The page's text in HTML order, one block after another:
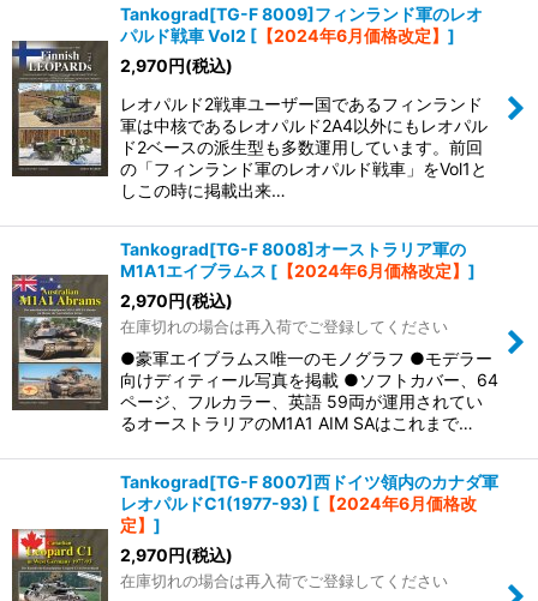
Tankograd[TG-F 8009]フィンランド軍のレオ
パルド戦車 Vol2 [ 【2024年6月価格改定】 ]
2,970円(税込)
レオパルド2戦車ユーザー国であるフィンランド
軍は中核であるレオパルド2A4以外にもレオパル
ド2ベースの派生型も多数運用しています。前回
の「フィンランド軍のレオパルド戦車」をVol1と
しこの時に掲載出来…
Tankograd[TG-F 8008]オーストラリア軍の
M1A1エイブラムス [ 【2024年6月価格改定】 ]
2,970円(税込)
在庫切れの場合は再入荷でご登録してください
●豪軍エイブラムス唯一のモノグラフ ●モデラー
向けディティール写真を掲載 ●ソフトカバー、64
ページ、フルカラー、英語 59両が運用されてい
るオーストラリアのM1A1 AIM SAはこれまで…
Tankograd[TG-F 8007]西ドイツ領内のカナダ軍
レオパルドC1(1977-93) [ 【2024年6月価格改
定】 ]
2,970円(税込)
在庫切れの場合は再入荷でご登録してください